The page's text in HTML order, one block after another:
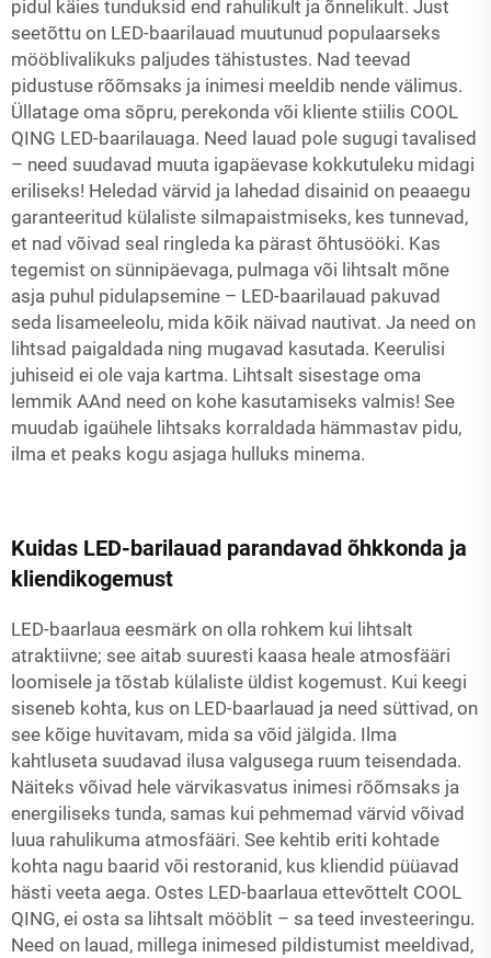
pidul käies tunduksid end rahulikult ja õnnelikult. Just
seetõttu on LED-baarilauad muutunud populaarseks
mööblivalikuks paljudes tähistustes. Nad teevad
pidustuse rõõmsaks ja inimesi meeldib nende välimus.
Üllatage oma sõpru, perekonda või kliente stiilis COOL
QING LED-baarilauaga. Need lauad pole sugugi tavalised
– need suudavad muuta igapäevase kokkutuleku midagi
eriliseks! Heledad värvid ja lahedad disainid on peaaegu
garanteeritud külaliste silmapaistmiseks, kes tunnevad,
et nad võivad seal ringleda ka pärast õhtusööki. Kas
tegemist on sünnipäevaga, pulmaga või lihtsalt mõne
asja puhul pidulapsemine – LED-baarilauad pakuvad
seda lisameeleolu, mida kõik näivad nautivat. Ja need on
lihtsad paigaldada ning mugavad kasutada. Keerulisi
juhiseid ei ole vaja kartma. Lihtsalt sisestage oma
lemmik AAnd need on kohe kasutamiseks valmis! See
muudab igaühele lihtsaks korraldada hämmastav pidu,
ilma et peaks kogu asjaga hulluks minema.
Kuidas LED-barilauad parandavad õhkkonda ja
kliendikogemust
LED-baarlaua eesmärk on olla rohkem kui lihtsalt
atraktiivne; see aitab suuresti kaasa heale atmosfääri
loomisele ja tõstab külaliste üldist kogemust. Kui keegi
siseneb kohta, kus on LED-baarlauad ja need süttivad, on
see kõige huvitavam, mida sa võid jälgida. Ilma
kahtluseta suudavad ilusa valgusega ruum teisendada.
Näiteks võivad hele värvikasvatus inimesi rõõmsaks ja
energiliseks tunda, samas kui pehmemad värvid võivad
luua rahulikuma atmosfääri. See kehtib eriti kohtade
kohta nagu baarid või restoranid, kus kliendid püüavad
hästi veeta aega. Ostes LED-baarlaua ettevõttelt COOL
QING, ei osta sa lihtsalt mööblit – sa teed investeeringu.
Need on lauad, millega inimesed pildistumist meeldivad,